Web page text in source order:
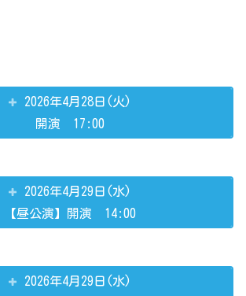
2026年4月28日(火)
開演 17:00
2026年4月29日(水)
【昼公演】開演 14:00
2026年4月29日(水)